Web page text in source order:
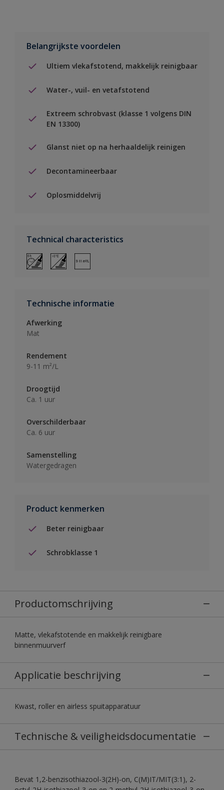
Belangrijkste voordelen
Ultiem vlekafstotend, makkelijk reinigbaar
Water-, vuil- en vetafstotend
Extreem schrobvast (klasse 1 volgens DIN
EN 13300)
Glanst niet op na herhaaldelijk reinigen
Decontamineerbaar
Oplosmiddelvrij
Technical characteristics
Technische informatie
Afwerking
Mat
Rendement
9-11 m²/L
Droogtijd
Ca. 1 uur
Overschilderbaar
Ca. 6 uur
Samenstelling
Watergedragen
Product kenmerken
Beter reinigbaar
Schrobklasse 1
Productomschrijving
Matte, vlekafstotende en makkelijk reinigbare
binnenmuurverf
Applicatie beschrijving
Kwast, roller en airless spuitapparatuur
Technische & veiligheidsdocumentatie
Bevat 1,2-benzisothiazool-3(2H)-on, C(M)IT/MIT(3:1), 2-